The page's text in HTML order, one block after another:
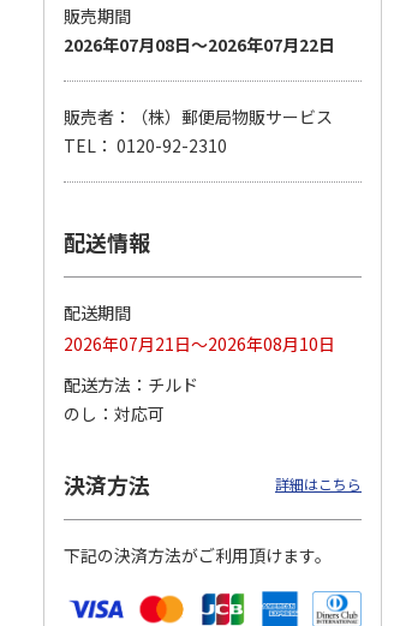
【グリーティング切
円…
4.8（11）
5,500円
4.6（7）
11,000円
販売期間
2026年07月08日～2026年07月22日
販売者：（株）郵便局物販サービス
TEL： 0120-92-2310
配送情報
配送期間
2026年07月21日～2026年08月10日
配送方法
チルド
のし
対応可
決済方法 詳細はこちら
下記の決済方法がご利用頂けます。